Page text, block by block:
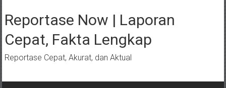
ke
konten
Reportase Now | Laporan
Cepat, Fakta Lengkap
Reportase Cepat, Akurat, dan Aktual